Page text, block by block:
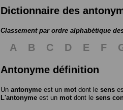
Dictionnaire des
Classement par ordre alphabétique
A B C D E F
Antonyme définition
Un antonyme est un mot dont le sens
L'antonyme est un mot dont le sens